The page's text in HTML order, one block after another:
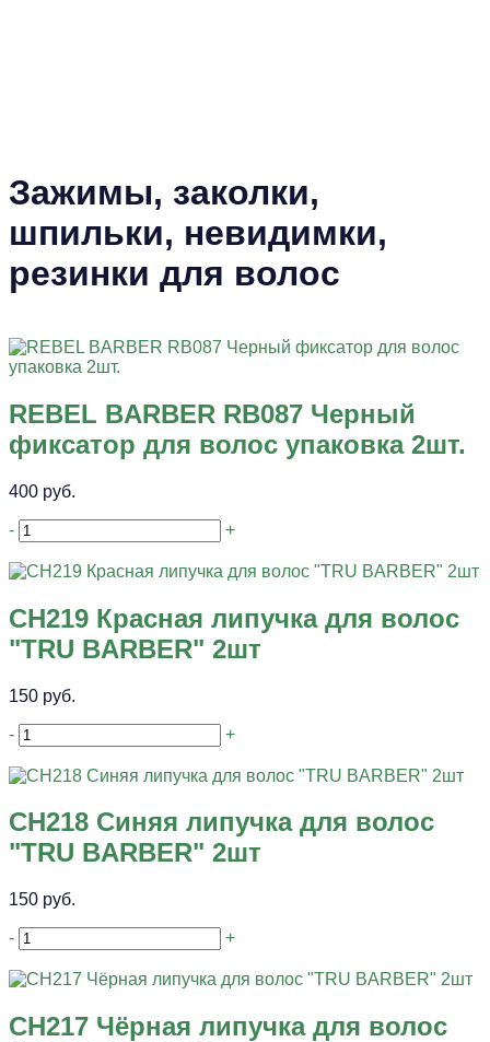
Зажимы, заколки,
шпильки, невидимки,
резинки для волос
REBEL BARBER RB087 Черный
фиксатор для волос упаковка 2шт.
400 руб.
- +
CH219 Красная липучка для волос
"TRU BARBER" 2шт
150 руб.
- +
CH218 Синяя липучка для волос
"TRU BARBER" 2шт
150 руб.
- +
CH217 Чёрная липучка для волос